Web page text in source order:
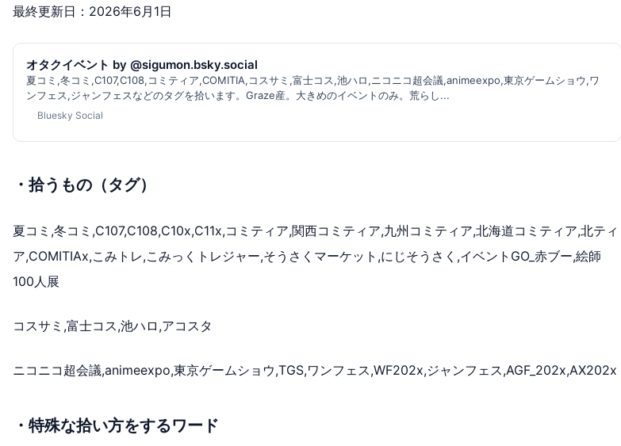
最終更新日：2026年6月1日
オタクイベント by @sigumon.bsky.social
夏コミ,冬コミ,C107,C108,コミティア,COMITIA,コスサミ,富士コス,池ハロ,ニコニコ超会議,animeexpo,東京ゲームショウ,ワ
ンフェス,ジャンフェスなどのタグを拾います。Graze産。大きめのイベントのみ。荒らし...
Bluesky Social
・拾うもの（タグ）
夏コミ,冬コミ,C107,C108,C10x,C11x,コミティア,関西コミティア,九州コミティア,北海道コミティア,北ティ
ア,COMITIAx,こみトレ,こみっくトレジャー,そうさくマーケット,にじそうさく,イベントGO_赤ブー,絵師
100人展
コスサミ,富士コス,池ハロ,アコスタ
ニコニコ超会議,animeexpo,東京ゲームショウ,TGS,ワンフェス,WF202x,ジャンフェス,AGF_202x,AX202x
・特殊な拾い方をするワード